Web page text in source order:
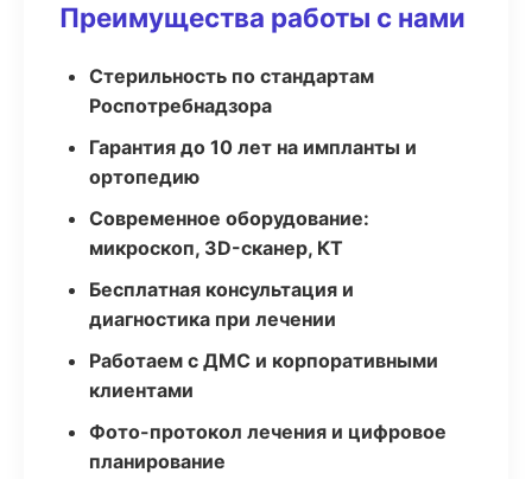
Преимущества работы с нами
Стерильность по стандартам
Роспотребнадзора
Гарантия до 10 лет на импланты и
ортопедию
Современное оборудование:
микроскоп, 3D-сканер, КТ
Бесплатная консультация и
диагностика при лечении
Работаем с ДМС и корпоративными
клиентами
Фото-протокол лечения и цифровое
планирование